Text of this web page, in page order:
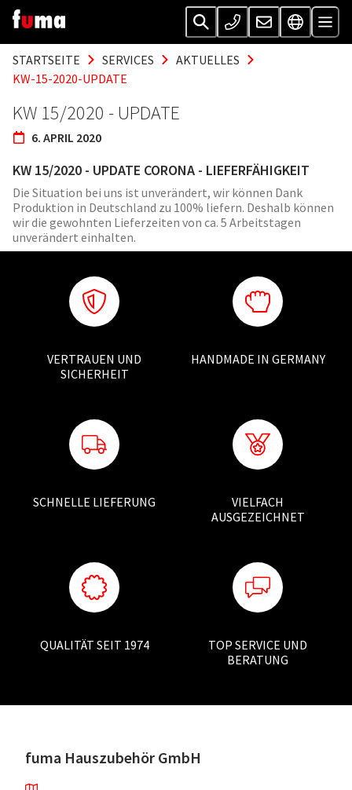
STARTSEITE SERVICES
AKTUELLES
KW-15-2020-UPDATE
KW 15/2020 - UPDATE
6. APRIL 2020
KW 15/2020 - UPDATE CORONA - LIEFERFÄHIGKEIT
Die Situation bei uns ist unverändert, wir können Dank
Produktion in Deutschland zu 100% liefern. Deshalb können
wir die gewohnten Lieferzeiten von ca. 5 Arbeitstagen
unverändert einhalten.
VERTRAUEN UND
SICHERHEIT
HANDMADE IN GERMANY
SCHNELLE LIEFERUNG
VIELFACH
AUSGEZEICHNET
QUALITÄT SEIT 1974
TOP SERVICE UND
BERATUNG
fuma Hauszubehör GmbH